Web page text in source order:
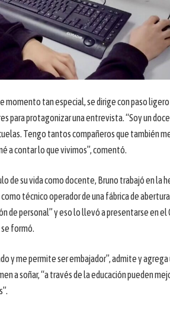
tan especial, se dirige con paso
para protagonizar una entrevista. “Soy un
Tengo tantos compañeros que también
a contar lo que vivimos”, comentó.
de su vida como docente, Bruno trabajó en la
técnico operador de una fábrica de
de personal” y eso lo llevó a presentarse en el
formó.
y me permite ser embajador”, admite y
a soñar, “a través de la educación pueden